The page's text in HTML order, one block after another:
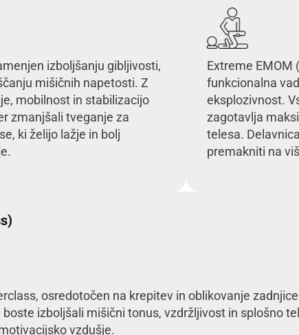
izboljšanju gibljivosti,
mišičnih napetosti. Z
mobilnost in stabilizacijo
zmanjšali tveganje za
ki želijo lažje in bolj
Extreme EMOM
funkcionalna
eksplozivnost.
zagotavlja
telesa.
premakniti na
osredotočen na krepitev in oblikovanje
izboljšali mišični tonus, vzdržljivost in splošno
vzdušje.